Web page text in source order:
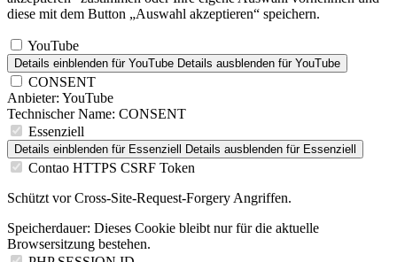
diese mit dem Button „Auswahl akzeptieren“ speichern.
YouTube
Details einblenden für YouTube Details ausblenden für YouTube
CONSENT
Anbieter: YouTube
Technischer Name: CONSENT
Essenziell
Details einblenden für Essenziell Details ausblenden für Essenziell
Contao HTTPS CSRF Token
Schützt vor Cross-Site-Request-Forgery Angriffen.
Speicherdauer: Dieses Cookie bleibt nur für die aktuelle
Browsersitzung bestehen.